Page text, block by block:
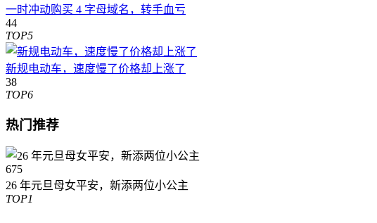
一时冲动购买 4 字母域名，转手血亏
44
TOP5
新规电动车，速度慢了价格却上涨了
38
TOP6
热门推荐
675
26 年元旦母女平安，新添两位小公主
TOP1